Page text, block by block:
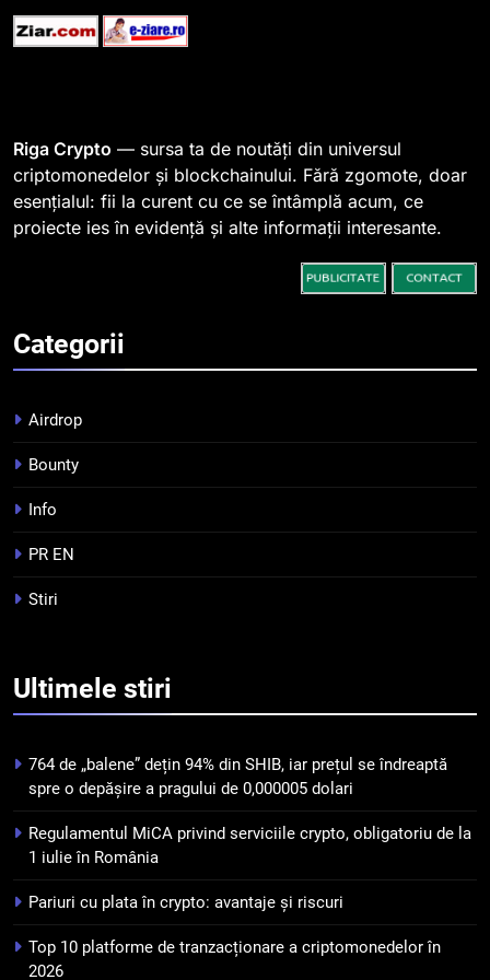
spre o depășire a pragului de
0,000005 dolari
STIRI
2
Regulamentul MiCA privind
serviciile crypto, obligatoriu de
la 1 iulie în România
3
Pariuri cu plata în crypto:
4
criptomonedelor în 2026
INFO
pierdut jumătate din aceștia
puțin de 24 de ore
6
Banii digitali și arhitectura
încrederii: O nouă viziune asupra
7
WhiteBIT și FC Barcelona
Riga Crypto — sursa ta de noutăți din universul
criptomonedelor și blockchainului. Fără zgomote, doar
esențialul: fii la curent cu ce se întâmplă acum, ce
proiecte ies în evidență și alte informații interesante.
Categorii
Airdrop
Bounty
Info
PR EN
Stiri
Ultimele stiri
764 de „balene” dețin 94% din SHIB, iar prețul se îndreaptă
spre o depășire a pragului de 0,000005 dolari
Regulamentul MiCA privind serviciile crypto, obligatoriu de la
1 iulie în România
Pariuri cu plata în crypto: avantaje și riscuri
Top 10 platforme de tranzacționare a criptomonedelor în
2026